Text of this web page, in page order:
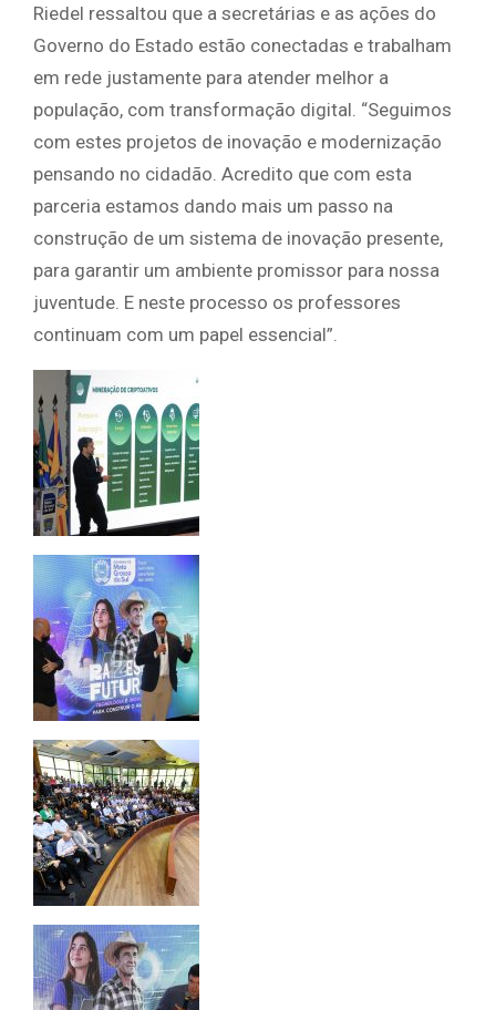
Riedel ressaltou que a secretárias e as ações do
Governo do Estado estão conectadas e trabalham
em rede justamente para atender melhor a
população, com transformação digital. “Seguimos
com estes projetos de inovação e modernização
pensando no cidadão. Acredito que com esta
parceria estamos dando mais um passo na
construção de um sistema de inovação presente,
para garantir um ambiente promissor para nossa
juventude. E neste processo os professores
continuam com um papel essencial”.